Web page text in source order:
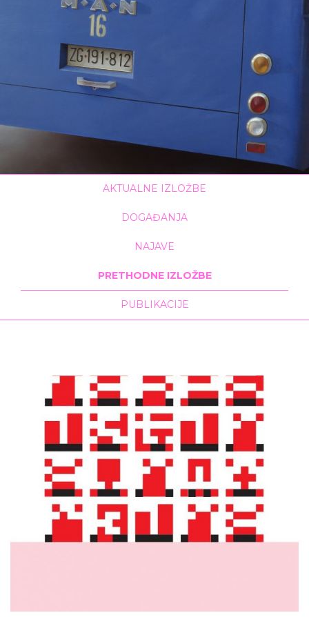
AKTUALNE IZLOŽBE
DOGAĐANJA
NAJAVE
PRETHODNE IZLOŽBE
PUBLIKACIJE